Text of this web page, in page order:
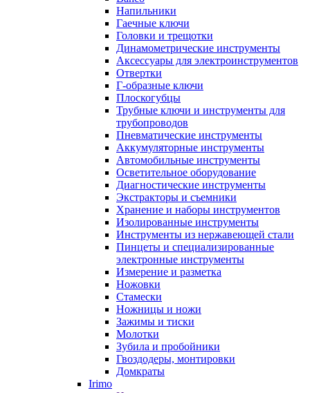
Напильники
Гаечные ключи
Головки и трещотки
Динамометрические инструменты
Аксессуары для электроинструментов
Отвертки
Г-образные ключи
Плоскогубцы
Трубные ключи и инструменты для
трубопроводов
Пневматические инструменты
Аккумуляторные инструменты
Автомобильные инструменты
Осветительное оборудование
Диагностические инструменты
Экстракторы и съемники
Хранение и наборы инструментов
Изолированные инструменты
Инструменты из нержавеющей стали
Пинцеты и специализированные
электронные инструменты
Измерение и разметка
Ножовки
Стамески
Ножницы и ножи
Зажимы и тиски
Молотки
Зубила и пробойники
Гвоздодеры, монтировки
Домкраты
Irimo